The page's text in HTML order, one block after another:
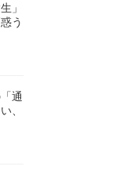
」
う
通
、